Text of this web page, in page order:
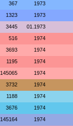
367 1973
1323 1973
3445 01.1973
516 1974
3693 1974
1195 1974
145065 1974
3732 1974
1188 1974
3676 1974
145164 1974